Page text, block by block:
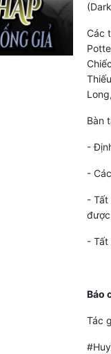
Các
Bàn
-
-
- Tất
- Tất
Báo
Tác